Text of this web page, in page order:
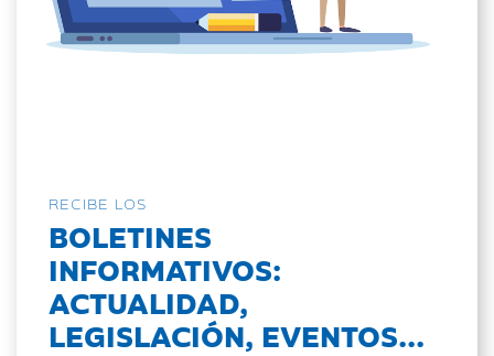
RECIBE LOS
BOLETINES
INFORMATIVOS:
ACTUALIDAD,
LEGISLACIÓN, EVENTOS...